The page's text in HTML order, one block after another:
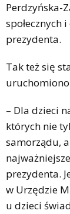
Perdzyńska-
społecznych
prezydenta.
Tak też się
uruchomiono
– Dla dzieci
których nie
samorządu,
prezydenta.
w Urzędzie
u dzieci